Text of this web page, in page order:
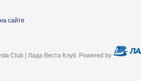
сайте
Club | Лада Веста Клуб. Powered by